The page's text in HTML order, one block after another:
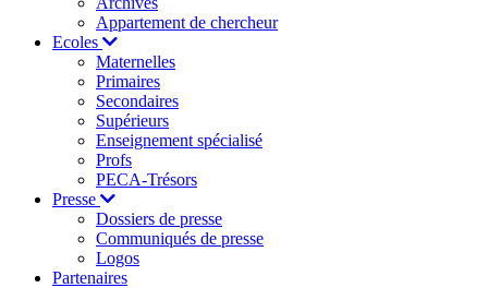
Appartement de chercheur
Ecoles
Maternelles
Primaires
Secondaires
Supérieurs
Enseignement spécialisé
Profs
PECA-Trésors
Presse
Dossiers de presse
Communiqués de presse
Logos
Partenaires